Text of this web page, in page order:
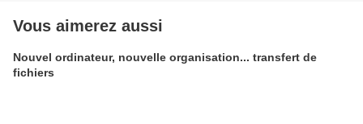
Vous aimerez aussi
Nouvel ordinateur, nouvelle organisation... transfert de
fichiers